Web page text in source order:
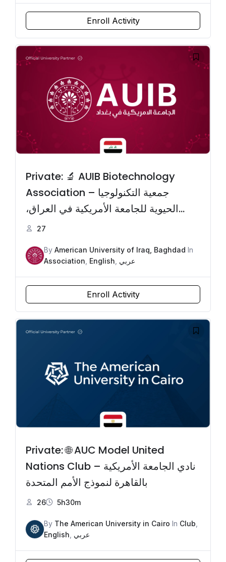
Enroll Activity
Private: 🔬 AUIB Biotechnology
Association – جمعية التكنولوجيا
الحيوية للجامعة الأمريكية في العراق،
بغداد
27
By American University of Iraq, Baghdad In
Association English عربي
Enroll Activity
Private: 🌐 AUC Model United
Nations Club – نادي الجامعة الأمريكية
بالقاهرة لنموذج الأمم المتحدة
26 5h30m
By The American University in Cairo In Club
English عربي